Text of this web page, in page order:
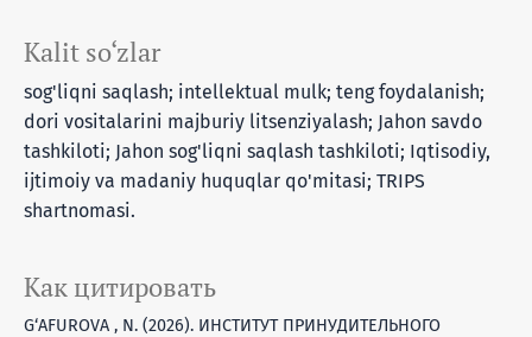
Kalit so‘zlar
sog'liqni saqlash; intellektual mulk; teng foydalanish;
dori vositalarini majburiy litsenziyalash; Jahon savdo
tashkiloti; Jahon sog'liqni saqlash tashkiloti; Iqtisodiy,
ijtimoiy va madaniy huquqlar qo'mitasi; TRIPS
shartnomasi.
Как цитировать
G‘AFUROVA , N. (2026). ИНСТИТУТ ПРИНУДИТЕЛЬНОГО